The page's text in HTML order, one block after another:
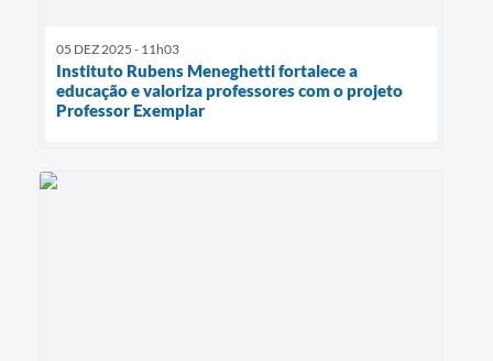
05 DEZ 2025 - 11h03
Instituto Rubens Meneghetti fortalece a
educação e valoriza professores com o projeto
Professor Exemplar